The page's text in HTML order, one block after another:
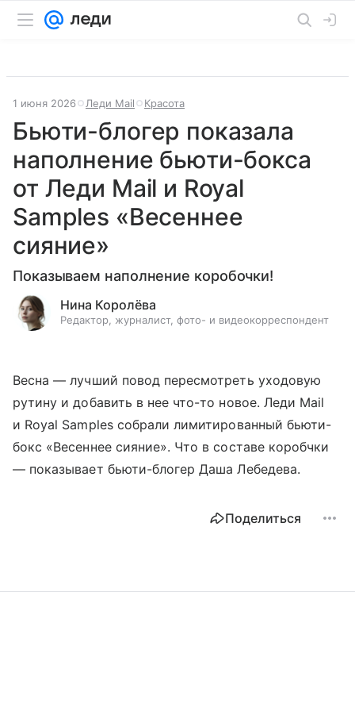
1 июня 2026 Леди Mail Красота
Бьюти-блогер показала
наполнение бьюти-бокса
от Леди Mail и Royal
Samples «Весеннее
сияние»
Показываем наполнение коробочки!
Нина Королёва
Редактор, журналист, фото- и видеокорреспондент
Весна — лучший повод пересмотреть уходовую
рутину и добавить в нее что-то новое. Леди Mail
и Royal Samples собрали лимитированный бьюти-
бокс «Весеннее сияние». Что в составе коробчки
— показывает бьюти-блогер Даша Лебедева.
Поделиться